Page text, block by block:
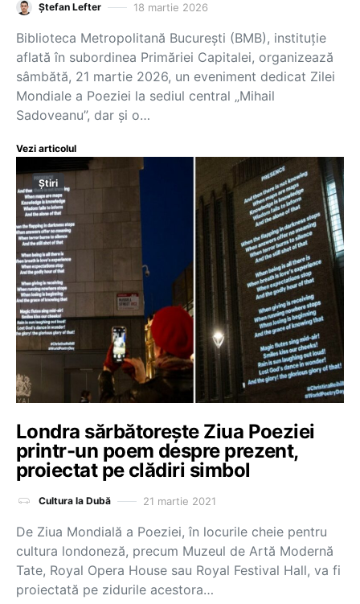
Ștefan Lefter 18 martie 2026
Biblioteca Metropolitană București (BMB), instituție
aflată în subordinea Primăriei Capitalei, organizează
sâmbătă, 21 martie 2026, un eveniment dedicat Zilei
Mondiale a Poeziei la sediul central „Mihail
Sadoveanu”, dar și o…
Vezi articolul
Știri
Londra sărbătorește Ziua Poeziei
printr-un poem despre prezent,
proiectat pe clădiri simbol
Cultura la Dubă 21 martie 2021
De Ziua Mondială a Poeziei, în locurile cheie pentru
cultura londoneză, precum Muzeul de Artă Modernă
Tate, Royal Opera House sau Royal Festival Hall, va fi
proiectată pe zidurile acestora…